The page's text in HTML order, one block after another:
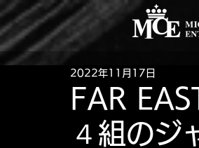
FAR
４組のジ
2022年11月17日